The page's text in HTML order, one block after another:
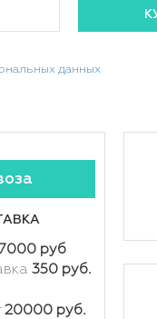
данных
руб
350 руб.
20000 руб.